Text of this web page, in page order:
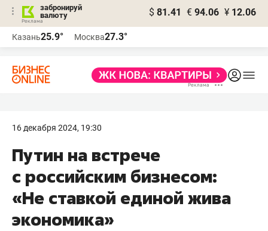
забронируй
валюту
$ 81.41 € 94.06 ¥ 12.06
Казань25.9° Москва27.3°
16 декабря 2024, 19:30
Путин на встрече
с российским бизнесом:
«Не ставкой единой жива
экономика»